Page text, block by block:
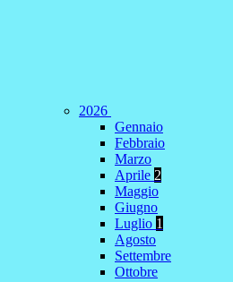
2026
Gennaio
Febbraio
Marzo
Aprile 2
Maggio
Giugno
Luglio 1
Agosto
Settembre
Ottobre